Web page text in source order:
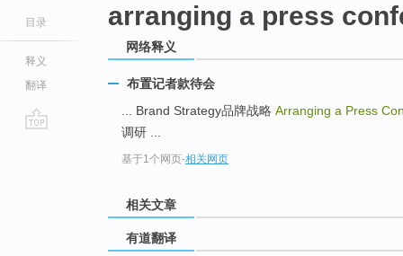
目录
释义
翻译
arranging a press
网络释义
布置记者款待会
... Brand Strategy品牌战略 Arranging a Press
调研 ...
基于1个网页-相关网页
相关文章
有道翻译